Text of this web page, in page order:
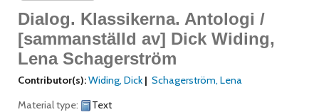
Dialog. Klassikerna. Antologi /
[sammanställd av] Dick Widing,
Lena Schagerström
Contributor(s):Widing, Dick
Schagerström, Lena
Material type:
Text